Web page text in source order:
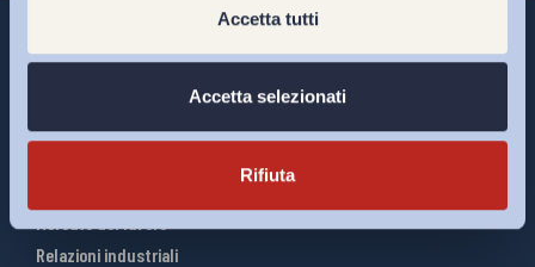
Accetta tutti
Accetta selezionati
Rifiuta
Interventi ADAPT
Relazioni industriali